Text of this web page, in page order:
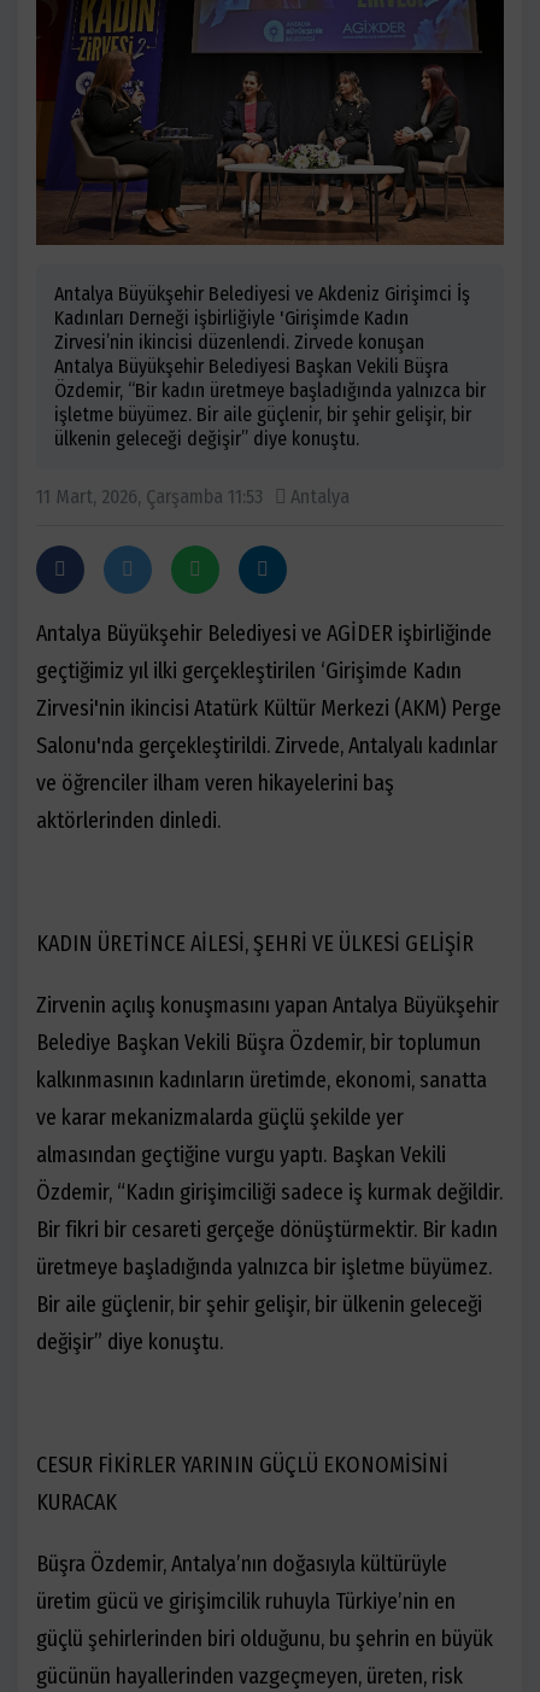
Antalya Büyükşehir Belediyesi ve Akdeniz Girişimci İş
Kadınları Derneği işbirliğiyle 'Girişimde Kadın
Zirvesi’nin ikincisi düzenlendi. Zirvede konuşan
Antalya Büyükşehir Belediyesi Başkan Vekili Büşra
Özdemir, “Bir kadın üretmeye başladığında yalnızca bir
işletme büyümez. Bir aile güçlenir, bir şehir gelişir, bir
ülkenin geleceği değişir” diye konuştu.
11 Mart, 2026, Çarşamba 11:53 Antalya
Antalya Büyükşehir Belediyesi ve AGİDER işbirliğinde
geçtiğimiz yıl ilki gerçekleştirilen ‘Girişimde Kadın
Zirvesi'nin ikincisi Atatürk Kültür Merkezi (AKM) Perge
Salonu'nda gerçekleştirildi. Zirvede, Antalyalı kadınlar
ve öğrenciler ilham veren hikayelerini baş
aktörlerinden dinledi.
KADIN ÜRETİNCE AİLESİ, ŞEHRİ VE ÜLKESİ GELİŞİR
Zirvenin açılış konuşmasını yapan Antalya Büyükşehir
Belediye Başkan Vekili Büşra Özdemir, bir toplumun
kalkınmasının kadınların üretimde, ekonomi, sanatta
ve karar mekanizmalarda güçlü şekilde yer
almasından geçtiğine vurgu yaptı. Başkan Vekili
Özdemir, “Kadın girişimciliği sadece iş kurmak değildir.
Bir fikri bir cesareti gerçeğe dönüştürmektir. Bir kadın
üretmeye başladığında yalnızca bir işletme büyümez.
Bir aile güçlenir, bir şehir gelişir, bir ülkenin geleceği
değişir” diye konuştu.
CESUR FİKİRLER YARININ GÜÇLÜ EKONOMİSİNİ
KURACAK
Büşra Özdemir, Antalya’nın doğasıyla kültürüyle
üretim gücü ve girişimcilik ruhuyla Türkiye’nin en
güçlü şehirlerinden biri olduğunu, bu şehrin en büyük
gücünün hayallerinden vazgeçmeyen, üreten, risk